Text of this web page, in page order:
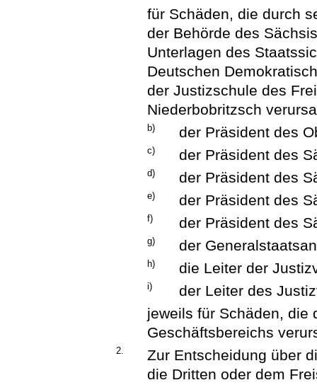
für Schäden, die durch
der Behörde des
Unterlagen des
Deutschen
der Justizschule des
Niederbobritzsch
b) der Präsident des
c) der Präsident des
d) der Präsident des
e) der Präsident des
f) der Präsident des
g) der
h) die Leiter der
i)
der Leiter des
jeweils für Schäden, die
Geschäftsbereichs
2.
Zur Entscheidung über
die Dritten oder dem